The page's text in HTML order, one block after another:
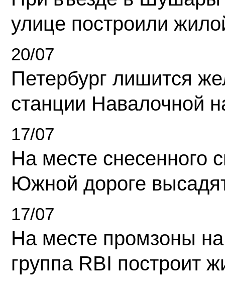
улице построили
20/07
Петербург лишится
станции Навалочной
17/07
На месте снесенного
Южной дороге
17/07
На месте промзоны
группа RBI построит